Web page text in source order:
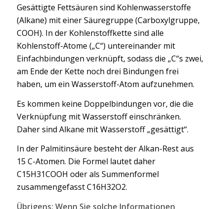
Gesättigte Fettsäuren sind Kohlenwasserstoffe
(Alkane) mit einer Säuregruppe (Carboxylgruppe,
COOH). In der Kohlenstoffkette sind alle
Kohlenstoff-Atome („C“) untereinander mit
Einfachbindungen verknüpft, sodass die „C“s zwei,
am Ende der Kette noch drei Bindungen frei
haben, um ein Wasserstoff-Atom aufzunehmen.
Es kommen keine Doppelbindungen vor, die die
Verknüpfung mit Wasserstoff einschränken.
Daher sind Alkane mit Wasserstoff „gesättigt“.
In der Palmitinsäure besteht der Alkan-Rest aus
15 C-Atomen. Die Formel lautet daher
C15H31COOH oder als Summenformel
zusammengefasst C16H32O2.
Übrigens: Wenn Sie solche Informationen